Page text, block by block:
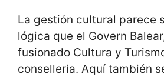
La gestión cultural parece
lógica que el Govern
fusionado Cultura y
conselleria. Aquí también